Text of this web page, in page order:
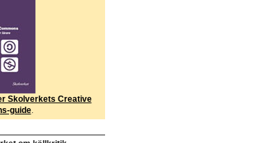
Skolverkets Creative
guide.